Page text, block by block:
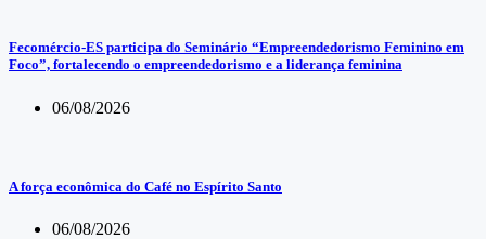
Fecomércio-ES participa do Seminário “Empreendedorismo Feminino em
Foco”, fortalecendo o empreendedorismo e a liderança feminina
06/08/2026
A força econômica do Café no Espírito Santo
06/08/2026